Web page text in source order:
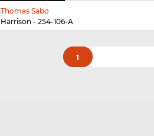
Thomas Sabo
Harrison - 254-106-A
1